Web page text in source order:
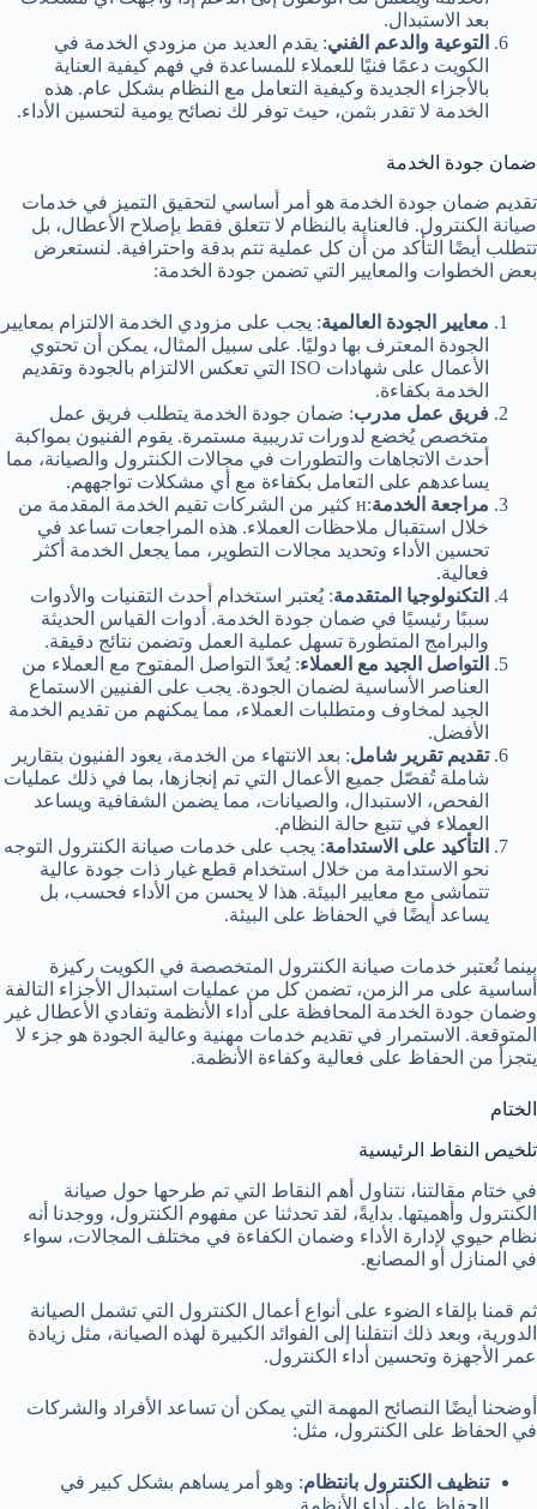
بعد الاستبدال.
التوعية والدعم الفني: يقدم العديد من مزودي الخدمة في
الكويت دعمًا فنيًا للعملاء للمساعدة في فهم كيفية العناية
بالأجزاء الجديدة وكيفية التعامل مع النظام بشكل عام. هذه
الخدمة لا تقدر بثمن، حيث توفر لك نصائح يومية لتحسين الأداء.
ضمان جودة الخدمة
تقديم ضمان جودة الخدمة هو أمر أساسي لتحقيق التميز في خدمات
صيانة الكنترول. فالعناية بالنظام لا تتعلق فقط بإصلاح الأعطال، بل
تتطلب أيضًا التأكد من أن كل عملية تتم بدقة واحترافية. لنستعرض
بعض الخطوات والمعايير التي تضمن جودة الخدمة:
معايير الجودة العالمية: يجب على مزودي الخدمة الالتزام بمعايير
الجودة المعترف بها دوليًا. على سبيل المثال، يمكن أن تحتوي
الأعمال على شهادات ISO التي تعكس الالتزام بالجودة وتقديم
الخدمة بكفاءة.
فريق عمل مدرب: ضمان جودة الخدمة يتطلب فريق عمل
متخصص يُخضع لدورات تدريبية مستمرة. يقوم الفنيون بمواكبة
أحدث الاتجاهات والتطورات في مجالات الكنترول والصيانة، مما
يساعدهم على التعامل بكفاءة مع أي مشكلات تواجههم.
مراجعة الخدمة
:н كثير من الشركات تقيم الخدمة المقدمة من
خلال استقبال ملاحظات العملاء. هذه المراجعات تساعد في
تحسين الأداء وتحديد مجالات التطوير، مما يجعل الخدمة أكثر
فعالية.
التكنولوجيا المتقدمة: يُعتبر استخدام أحدث التقنيات والأدوات
سببًا رئيسيًا في ضمان جودة الخدمة. أدوات القياس الحديثة
والبرامج المتطورة تسهل عملية العمل وتضمن نتائج دقيقة.
التواصل الجيد مع العملاء: يُعدّ التواصل المفتوح مع العملاء من
العناصر الأساسية لضمان الجودة. يجب على الفنيين الاستماع
الجيد لمخاوف ومتطلبات العملاء، مما يمكنهم من تقديم الخدمة
الأفضل.
تقديم تقرير شامل: بعد الانتهاء من الخدمة، يعود الفنيون بتقارير
شاملة تُفصّل جميع الأعمال التي تم إنجازها، بما في ذلك عمليات
الفحص، الاستبدال، والصيانات، مما يضمن الشفافية ويساعد
العملاء في تتبع حالة النظام.
التأكيد على الاستدامة: يجب على خدمات صيانة الكنترول التوجه
نحو الاستدامة من خلال استخدام قطع غيار ذات جودة عالية
تتماشى مع معايير البيئة. هذا لا يحسن من الأداء فحسب، بل
يساعد أيضًا في الحفاظ على البيئة.
بينما تُعتبر خدمات صيانة الكنترول المتخصصة في الكويت ركيزة
أساسية على مر الزمن، تضمن كل من عمليات استبدال الأجزاء التالفة
وضمان جودة الخدمة المحافظة على أداء الأنظمة وتفادي الأعطال غير
المتوقعة. الاستمرار في تقديم خدمات مهنية وعالية الجودة هو جزء لا
يتجزأ من الحفاظ على فعالية وكفاءة الأنظمة.
الختام
تلخيص النقاط الرئيسية
في ختام مقالتنا، نتناول أهم النقاط التي تم طرحها حول صيانة
الكنترول وأهميتها. بدايةً، لقد تحدثنا عن مفهوم الكنترول، ووجدنا أنه
نظام حيوي لإدارة الأداء وضمان الكفاءة في مختلف المجالات، سواء
في المنازل أو المصانع.
ثم قمنا بإلقاء الضوء على أنواع أعمال الكنترول التي تشمل الصيانة
الدورية، وبعد ذلك انتقلنا إلى الفوائد الكبيرة لهذه الصيانة، مثل زيادة
عمر الأجهزة وتحسين أداء الكنترول.
أوضحنا أيضًا النصائح المهمة التي يمكن أن تساعد الأفراد والشركات
في الحفاظ على الكنترول، مثل:
تنظيف الكنترول بانتظام: وهو أمر يساهم بشكل كبير في
الحفاظ على أداء الأنظمة.